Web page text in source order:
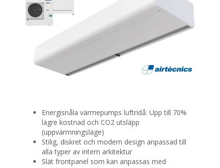
Energisnåla värmepumps luftridå: Upp till 70%
lägre kostnad och CO2 utsläpp
(uppvärmningsläge)
Stilig, diskret och modern design anpassad till
alla typer av intern arkitektur
Slät frontpanel som kan anpassas med